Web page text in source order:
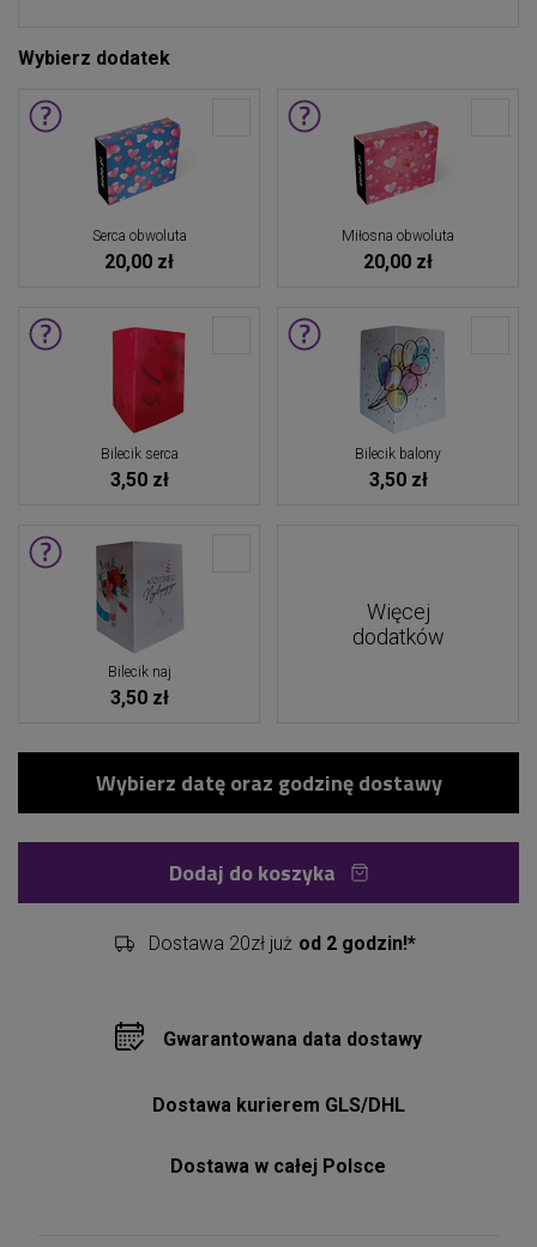
Wybierz dodatek
Serca obwoluta
20,00 zł
Miłosna obwoluta
20,00 zł
Bilecik serca
3,50 zł
Bilecik balony
3,50 zł
Bilecik naj
3,50 zł
Więcej
dodatków
Dodaj do koszyka
Dostawa 20zł już od 2 godzin!*
Gwarantowana data dostawy
Dostawa kurierem GLS/DHL
Dostawa w całej Polsce